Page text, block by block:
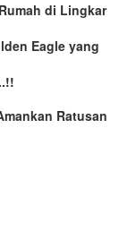
di Lingkar
Eagle yang
Ratusan